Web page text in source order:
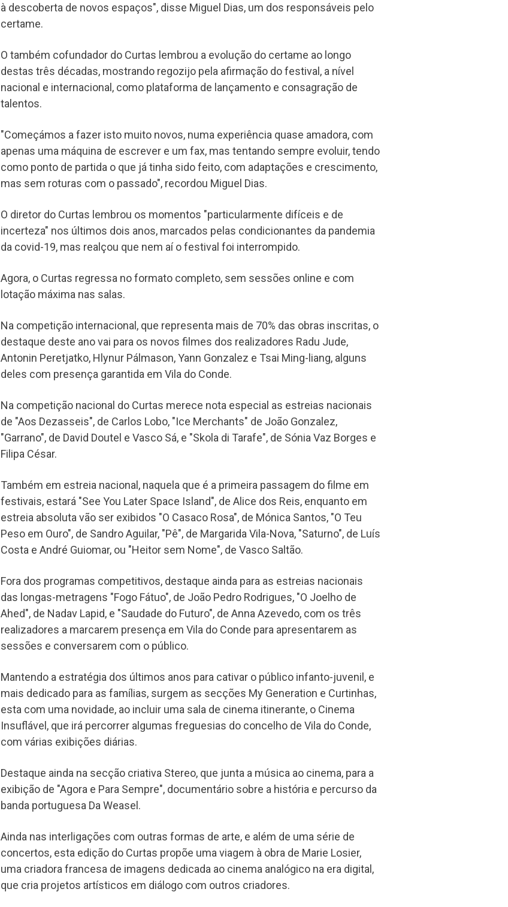
à descoberta de novos espaços", disse Miguel Dias, um dos responsáveis pelo
certame.
O também cofundador do Curtas lembrou a evolução do certame ao longo
destas três décadas, mostrando regozijo pela afirmação do festival, a nível
nacional e internacional, como plataforma de lançamento e consagração de
talentos.
"Começámos a fazer isto muito novos, numa experiência quase amadora, com
apenas uma máquina de escrever e um fax, mas tentando sempre evoluir, tendo
como ponto de partida o que já tinha sido feito, com adaptações e crescimento,
mas sem roturas com o passado", recordou Miguel Dias.
O diretor do Curtas lembrou os momentos "particularmente difíceis e de
incerteza" nos últimos dois anos, marcados pelas condicionantes da pandemia
da covid-19, mas realçou que nem aí o festival foi interrompido.
Agora, o Curtas regressa no formato completo, sem sessões online e com
lotação máxima nas salas.
Na competição internacional, que representa mais de 70% das obras inscritas, o
destaque deste ano vai para os novos filmes dos realizadores Radu Jude,
Antonin Peretjatko, Hlynur Pálmason, Yann Gonzalez e Tsai Ming-liang, alguns
deles com presença garantida em Vila do Conde.
Na competição nacional do Curtas merece nota especial as estreias nacionais
de "Aos Dezasseis", de Carlos Lobo, "Ice Merchants" de João Gonzalez,
"Garrano", de David Doutel e Vasco Sá, e "Skola di Tarafe", de Sónia Vaz Borges e
Filipa César.
Também em estreia nacional, naquela que é a primeira passagem do filme em
festivais, estará "See You Later Space Island", de Alice dos Reis, enquanto em
estreia absoluta vão ser exibidos "O Casaco Rosa", de Mónica Santos, "O Teu
Peso em Ouro", de Sandro Aguilar, "Pê", de Margarida Vila-Nova, "Saturno", de Luís
Costa e André Guiomar, ou "Heitor sem Nome", de Vasco Saltão.
Fora dos programas competitivos, destaque ainda para as estreias nacionais
das longas-metragens "Fogo Fátuo", de João Pedro Rodrigues, "O Joelho de
Ahed", de Nadav Lapid, e "Saudade do Futuro", de Anna Azevedo, com os três
realizadores a marcarem presença em Vila do Conde para apresentarem as
sessões e conversarem com o público.
Mantendo a estratégia dos últimos anos para cativar o público infanto-juvenil, e
mais dedicado para as famílias, surgem as secções My Generation e Curtinhas,
esta com uma novidade, ao incluir uma sala de cinema itinerante, o Cinema
Insuflável, que irá percorrer algumas freguesias do concelho de Vila do Conde,
com várias exibições diárias.
Destaque ainda na secção criativa Stereo, que junta a música ao cinema, para a
exibição de "Agora e Para Sempre", documentário sobre a história e percurso da
banda portuguesa Da Weasel.
Ainda nas interligações com outras formas de arte, e além de uma série de
concertos, esta edição do Curtas propõe uma viagem à obra de Marie Losier,
uma criadora francesa de imagens dedicada ao cinema analógico na era digital,
que cria projetos artísticos em diálogo com outros criadores.